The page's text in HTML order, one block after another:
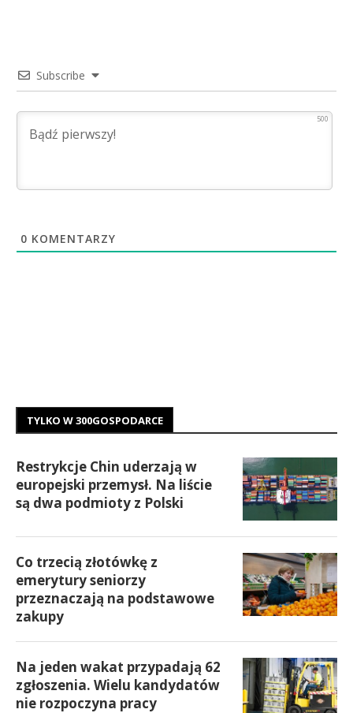
Subscribe
500
0 KOMENTARZY
TYLKO W 300GOSPODARCE
Restrykcje Chin uderzają w
europejski przemysł. Na liście
są dwa podmioty z Polski
Co trzecią złotówkę z
emerytury seniorzy
przeznaczają na podstawowe
zakupy
Na jeden wakat przypadają 62
zgłoszenia. Wielu kandydatów
nie rozpoczyna pracy